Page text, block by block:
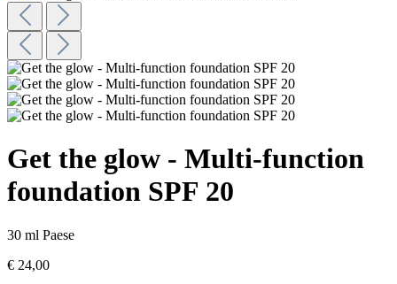
Get the glow - Multi-function
foundation SPF 20
30 ml Paese
€ 24,00